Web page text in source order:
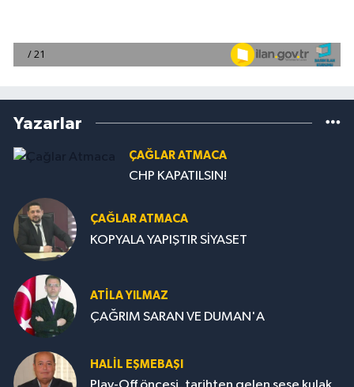
Yazarlar
ÇAĞLAR ATMACA
CHP KAPATILSIN!
ÇAĞLAR ATMACA
KOPYALA YAPIŞTIR SİYASET
ATILA YILMAZ
ÇAĞRIM SARAN VE DUMAN'A
HALIL EŞMEBAŞI